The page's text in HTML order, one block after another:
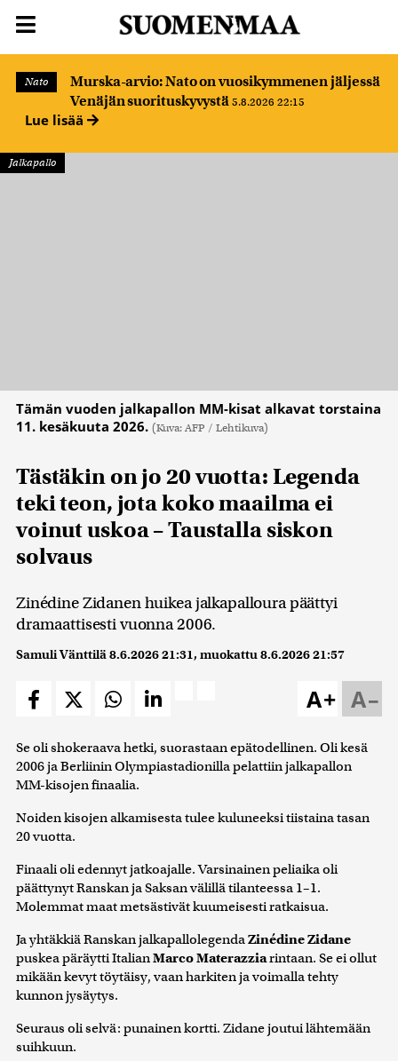
Nato
Murska-arvio: Nato on vuosikymmenen jäljessä
Venäjän suorituskyvystä 5.8.2026 22:15
Lue lisää
Jalkapallo
Tämän vuoden jalkapallon MM-kisat alkavat torstaina
11. kesäkuuta 2026. (Kuva: AFP / Lehtikuva)
Tästäkin on jo 20 vuotta: Legenda
teki teon, jota koko maailma ei
voinut uskoa – Taustalla siskon
solvaus
Zinédine Zidanen huikea jalkapalloura päättyi
dramaattisesti vuonna 2006.
Samuli Vänttilä8.6.2026 21:31, muokattu8.6.2026 21:57
A–
A+
Se oli shokeraava hetki, suorastaan epätodellinen. Oli kesä
2006 ja Berliinin Olympiastadionilla pelattiin jalkapallon
MM-kisojen finaalia.
Noiden kisojen alkamisesta tulee kuluneeksi tiistaina tasan
20 vuotta.
Finaali oli edennyt jatkoajalle. Varsinainen peliaika oli
päättynyt Ranskan ja Saksan välillä tilanteessa 1–1.
Molemmat maat metsästivät kuumeisesti ratkaisua.
Ja yhtäkkiä Ranskan jalkapallolegendaZinédine Zidane
puskea päräytti ItalianMarco Materazziarintaan. Se ei ollut
mikään kevyt töytäisy, vaan harkiten ja voimalla tehty
kunnon jysäytys.
Seuraus oli selvä: punainen kortti. Zidane joutui lähtemään
suihkuun.